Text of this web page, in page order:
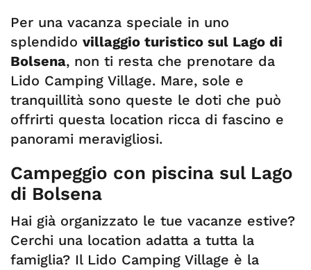
Per una vacanza speciale in uno
splendido villaggio turistico sul Lago di
Bolsena, non ti resta che prenotare da
Lido Camping Village. Mare, sole e
tranquillità sono queste le doti che può
offrirti questa location ricca di fascino e
panorami meravigliosi.
Campeggio con piscina sul Lago
di Bolsena
Hai già organizzato le tue vacanze estive?
Cerchi una location adatta a tutta la
famiglia? Il Lido Camping Village è la